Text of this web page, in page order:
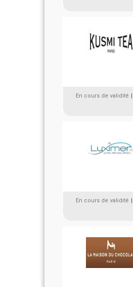
En cours de validité
En cours de validité